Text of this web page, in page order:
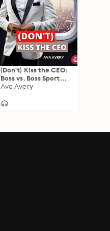
(Don't) Kiss the CEO:
Boss vs. Boss Sport
Romance
Ava Avery